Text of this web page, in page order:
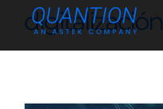
digitalización